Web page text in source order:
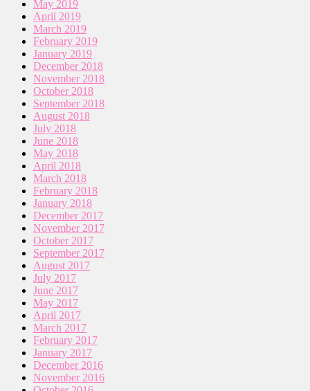
May 2019
April 2019
March 2019
February 2019
January 2019
December 2018
November 2018
October 2018
September 2018
August 2018
July 2018
June 2018
May 2018
April 2018
March 2018
February 2018
January 2018
December 2017
November 2017
October 2017
September 2017
August 2017
July 2017
June 2017
May 2017
April 2017
March 2017
February 2017
January 2017
December 2016
November 2016